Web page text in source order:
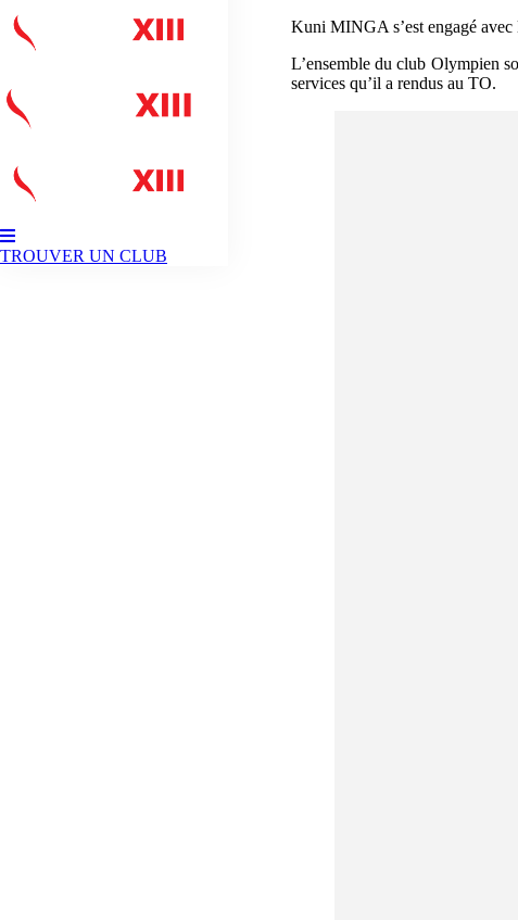
TROUVER UN CLUB
Kuni MINGA s’est engagé
L’ensemble du club Olympien
services qu’il a rendus au TO.